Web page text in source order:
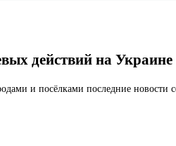
действий на Украине
и посёлками последние новости